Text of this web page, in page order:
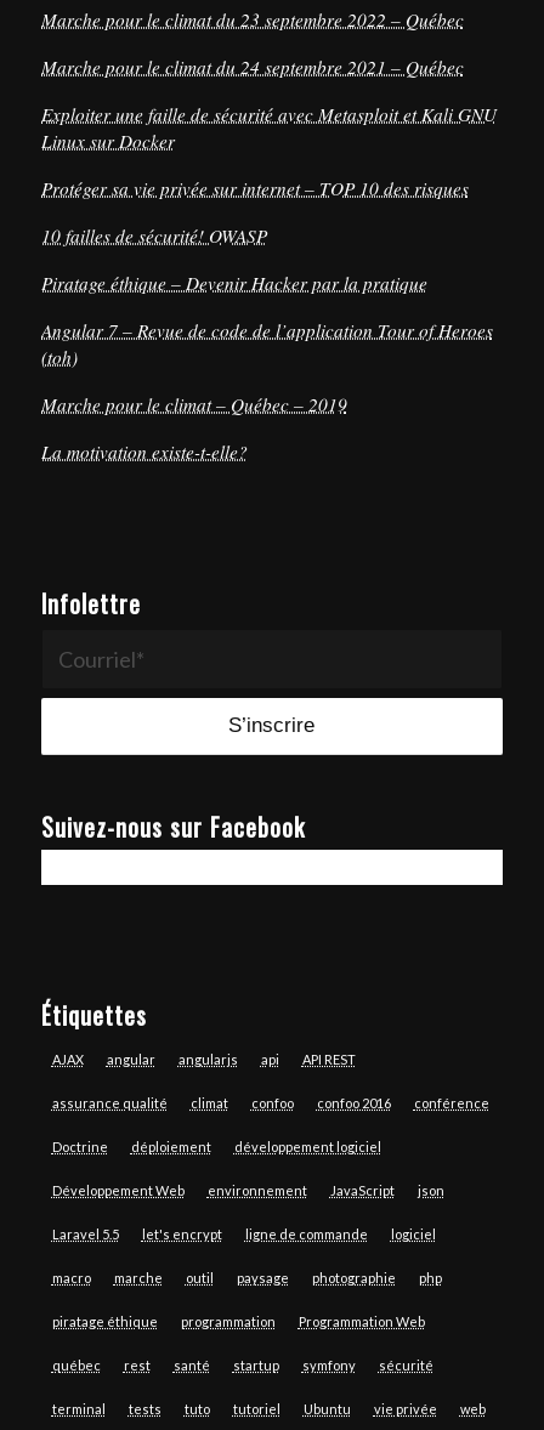
Marche pour le climat du 23 septembre 2022 – Québec
Marche pour le climat du 24 septembre 2021 – Québec
Exploiter une faille de sécurité avec Metasploit et Kali GNU
Linux sur Docker
Protéger sa vie privée sur internet – TOP 10 des risques
10 failles de sécurité! OWASP
Piratage éthique – Devenir Hacker par la pratique
Angular 7 – Revue de code de l’application Tour of Heroes
(toh)
Marche pour le climat – Québec – 2019
La motivation existe-t-elle?
Infolettre
Suivez-nous sur Facebook
Étiquettes
AJAX angular angularjs api API REST
assurance qualité climat confoo confoo 2016 conférence
Doctrine déploiement développement logiciel
Développement Web environnement JavaScript json
Laravel 5.5 let's encrypt ligne de commande logiciel
macro marche outil paysage photographie php
piratage éthique programmation Programmation Web
québec rest santé startup symfony sécurité
terminal tests tuto tutoriel Ubuntu vie privée web